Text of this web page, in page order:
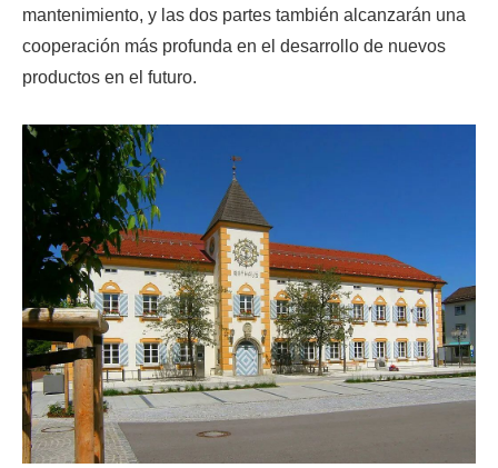
mantenimiento, y las dos partes también alcanzarán una
cooperación más profunda en el desarrollo de nuevos
productos en el futuro.